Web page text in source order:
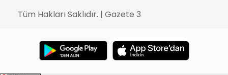
Tüm Hakları Saklıdır. | Gazete 3